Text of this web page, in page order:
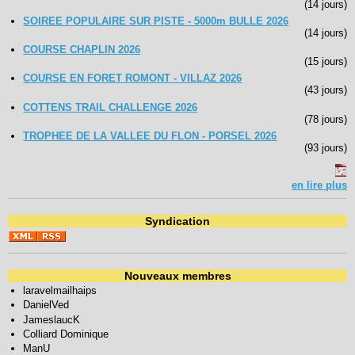
(14 jours)
SOIREE POPULAIRE SUR PISTE - 5000m BULLE 2026
(14 jours)
COURSE CHAPLIN 2026
(15 jours)
COURSE EN FORET ROMONT - VILLAZ 2026
(43 jours)
COTTENS TRAIL CHALLENGE 2026
(78 jours)
TROPHEE DE LA VALLEE DU FLON - PORSEL 2026
(93 jours)
en lire plus
Syndication
Nouveaux membres
laravelmailhaips
DanielVed
JameslaucK
Colliard Dominique
ManU